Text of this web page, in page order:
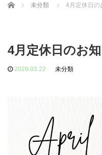
Home 未分類 4月定休日の
4月定休日のお
2026.03.22 未分類